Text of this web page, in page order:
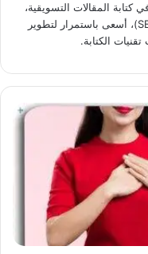
كتابة المقالات التسويقية،
والمحتوى المتوافق مع محركات البحث (SEO)، أسعى باستمرار لتطوير
الكتابة.